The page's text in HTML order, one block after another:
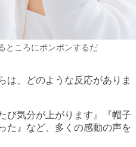
ところにポンポンするだ
は、どのような反応がありま
び気分が上がります』『帽子
た』など、多くの感動の声を